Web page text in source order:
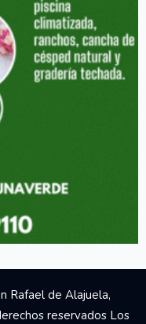
Rafael de Alajuela,
reservados Los